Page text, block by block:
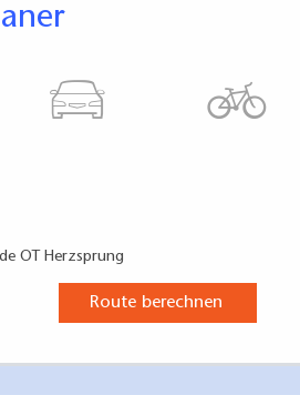
OT Herzsprung
Route berechnen